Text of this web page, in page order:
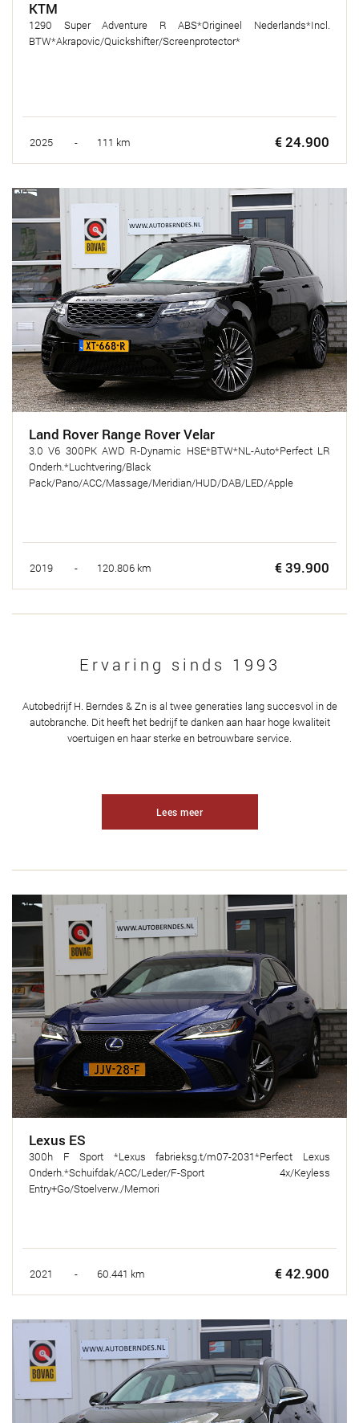
KTM
1290 Super Adventure R ABS*Origineel Nederlands*Incl.
BTW*Akrapovic/Quickshifter/Screenprotector*
2025 - 111 km € 24.900
Land Rover Range Rover Velar
3.0 V6 300PK AWD R-Dynamic HSE*BTW*NL-Auto*Perfect LR
Onderh.*Luchtvering/Black
Pack/Pano/ACC/Massage/Meridian/HUD/DAB/LED/Apple
2019 - 120.806 km € 39.900
Ervaring sinds 1993
Autobedrijf H. Berndes & Zn is al twee generaties lang succesvol in de
autobranche. Dit heeft het bedrijf te danken aan haar hoge kwaliteit
voertuigen en haar sterke en betrouwbare service.
Lees meer
Lexus ES
300h F Sport *Lexus fabrieksg.t/m07-2031*Perfect Lexus
Onderh.*Schuifdak/ACC/Leder/F-Sport 4x/Keyless
Entry+Go/Stoelverw./Memori
2021 - 60.441 km € 42.900